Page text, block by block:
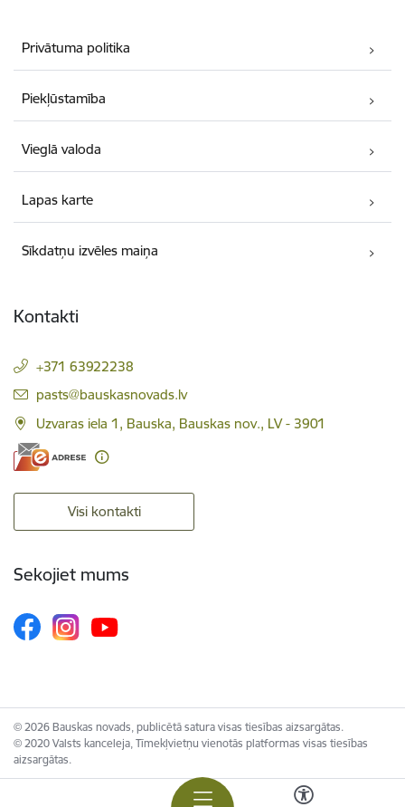
Privātuma politika
Piekļūstamība
Vieglā valoda
Lapas karte
Sīkdatņu izvēles maiņa
Kontakti
+371 63922238
E-pasts:
pasts@bauskasnovads.lv
Uzvaras iela 1, Bauska, Bauskas nov., LV - 3901
Visi kontakti
Sekojiet mums
© 2026 Bauskas novads, publicētā satura visas tiesības aizsargātas.
© 2020 Valsts kanceleja, Tīmekļvietņu vienotās platformas visas tiesības
aizsargātas.